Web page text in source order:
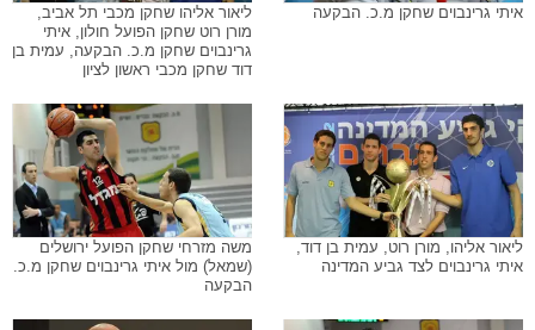
איתי גרינבוים שחקן מ.כ. הבקעה
ליאור אליהו שחקן מכבי תל אביב,
מורן רוט שחקן הפועל חולון, איתי
גרינבוים שחקן מ.כ. הבקעה, עמית בן
דוד שחקן מכבי ראשון לציון
ליאור אליהו, מורן רוט, עמית בן דוד,
איתי גרינבוים לצד גביע המדינה
משה מזרחי שחקן הפועל ירושלים
(שמאל) מול איתי גרינבוים שחקן מ.כ.
הבקעה